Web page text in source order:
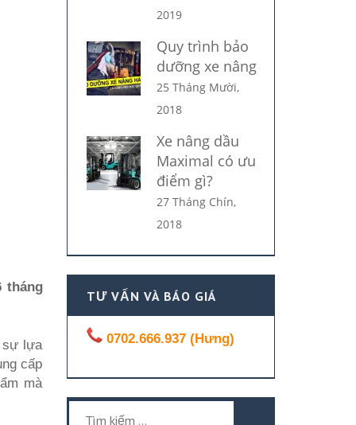
tháng
sự lựa
cấp
mà
2019
Quy trình bảo
dưỡng xe nâng
25 Tháng Mười,
2018
Xe nâng dầu
Maximal có ưu
điểm gì?
27 Tháng Chín,
2018
TƯ VẤN VÀ BÁO GIÁ
0702.666.937 (Hưng)